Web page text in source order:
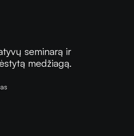
seminarą ir
medžiagą.